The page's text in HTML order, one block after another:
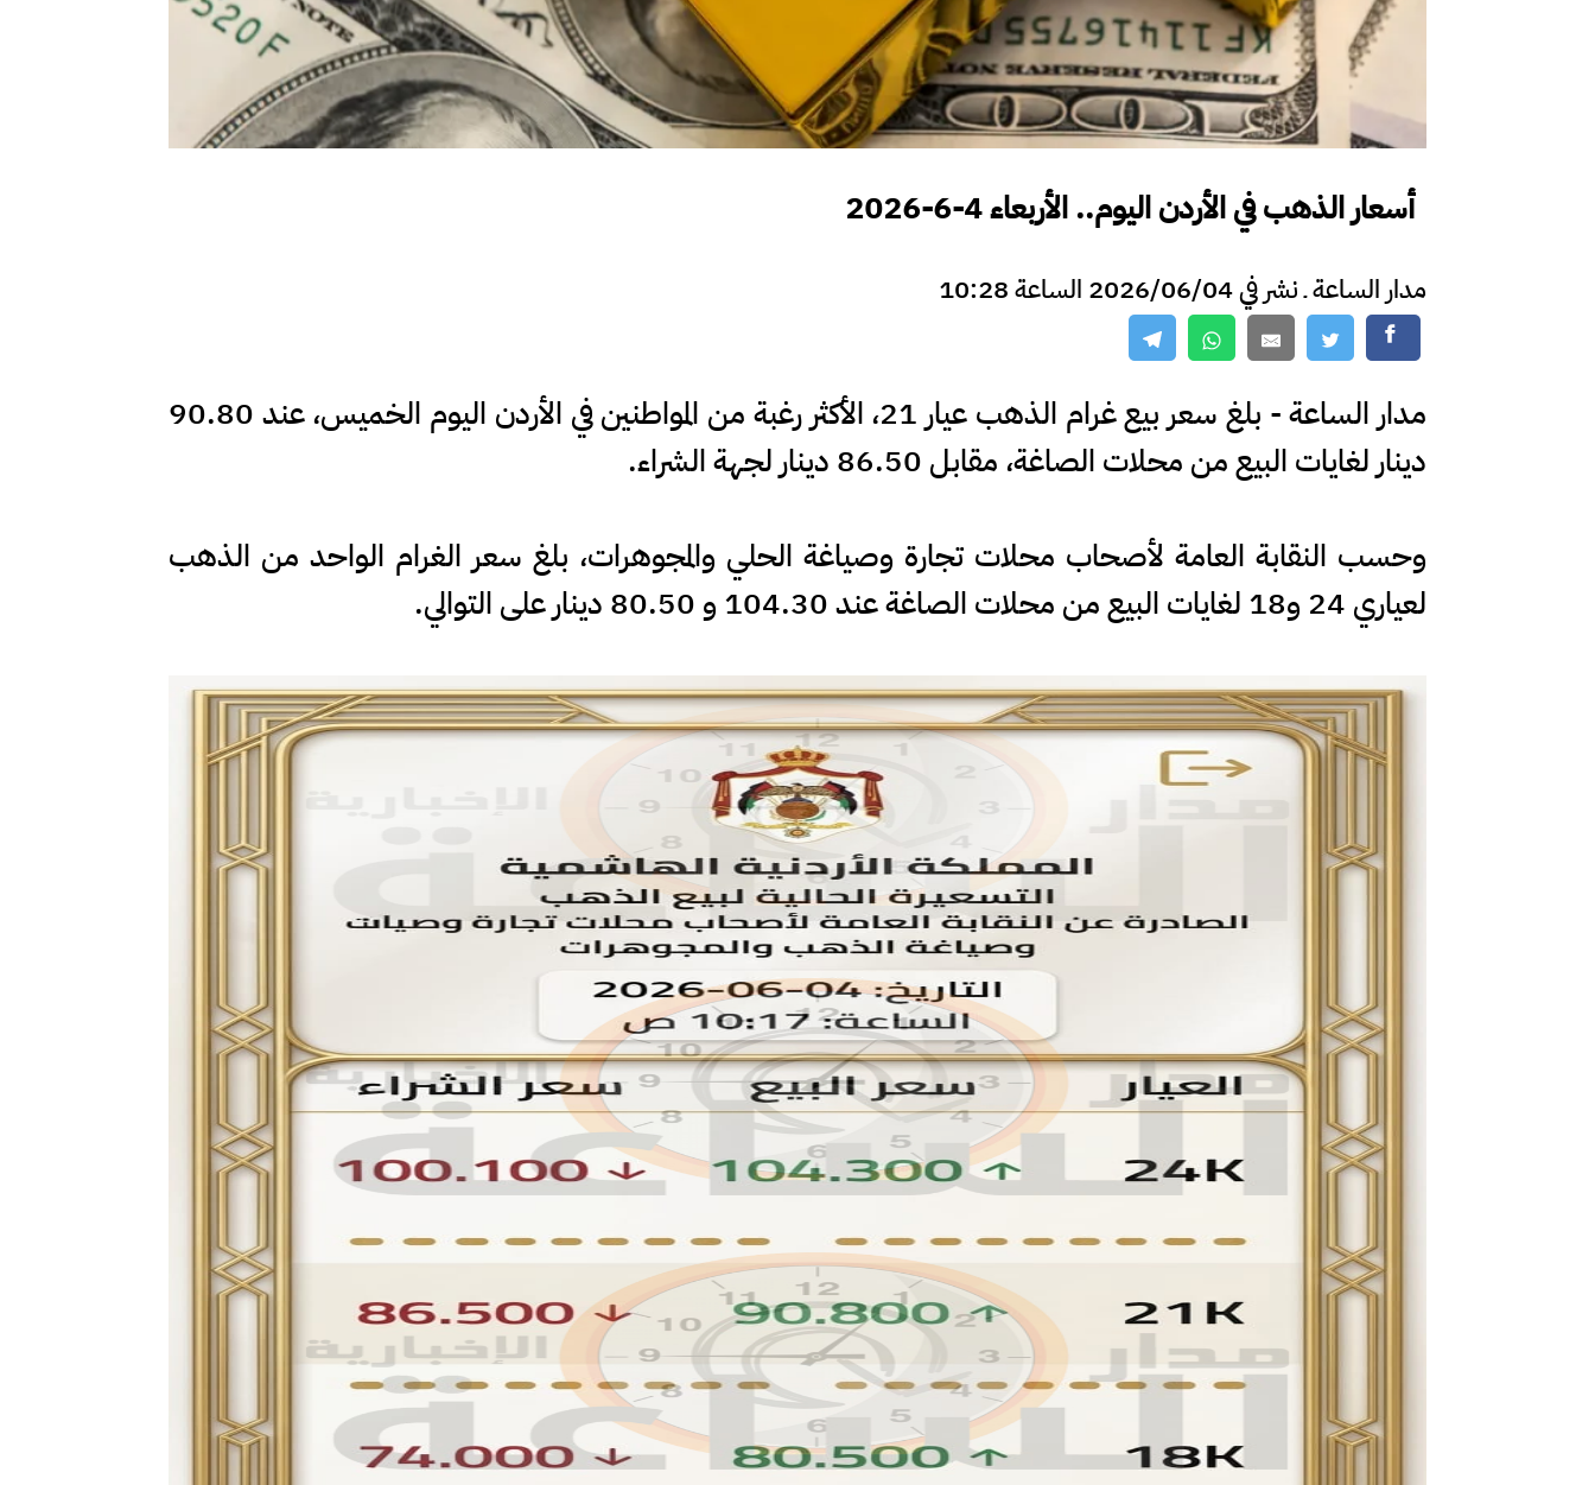
أسعار الذهب في الأردن اليوم.. الأربعاء 4-6-2026
مدار الساعة ـ نشر في 2026/06/04 الساعة 10:28
مدار الساعة - بلغ سعر بيع غرام الذهب عيار 21، الأكثر رغبة من المواطنين في الأردن اليوم الخميس، عند 90.80
دينار لغايات البيع من محلات الصاغة، مقابل 86.50 دينار لجهة الشراء.
وحسب النقابة العامة لأصحاب محلات تجارة وصياغة الحلي والمجوهرات، بلغ سعر الغرام الواحد من الذهب
لعياري 24 و18 لغايات البيع من محلات الصاغة عند 104.30 و 80.50 دينار على التوالي.